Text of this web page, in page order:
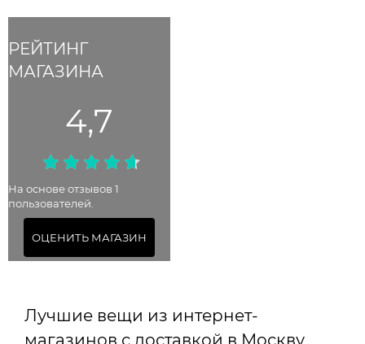
РЕЙТИНГ
МАГАЗИНА
4,7
На основе отзывов 1
пользователей.
ОЦЕНИТЬ МАГАЗИН
Лучшие вещи из интернет-
магазинов с доставкой в Москву